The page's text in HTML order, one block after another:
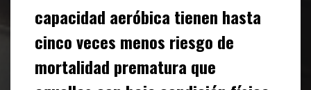
capacidad aeróbica tienen hasta
cinco veces menos riesgo de
mortalidad prematura que